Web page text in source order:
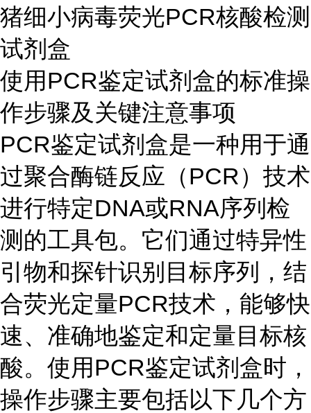
猪细小病毒荧光PCR核酸检测
试剂盒
使用PCR鉴定试剂盒的标准操
作步骤及关键注意事项
PCR鉴定试剂盒是一种用于通
过聚合酶链反应（PCR）技术
进行特定DNA或RNA序列检
测的工具包。它们通过特异性
引物和探针识别目标序列，结
合荧光定量PCR技术，能够快
速、准确地鉴定和定量目标核
酸。使用PCR鉴定试剂盒时，
操作步骤主要包括以下几个方